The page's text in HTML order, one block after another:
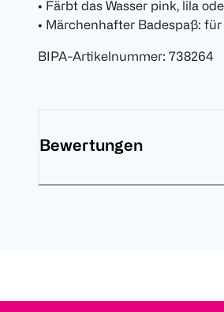
• Färbt das Wasser pink, lila
• Märchenhafter Badespaß:
BIPA-Artikelnummer: 738264
Bewertungen